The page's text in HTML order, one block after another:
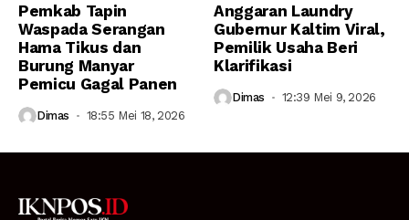
Pemkab Tapin
Waspada Serangan
Hama Tikus dan
Burung Manyar
Pemicu Gagal Panen
Dimas 18:55 Mei 18, 2026
Anggaran Laundry
Gubernur Kaltim Viral,
Pemilik Usaha Beri
Klarifikasi
Dimas 12:39 Mei 9, 2026